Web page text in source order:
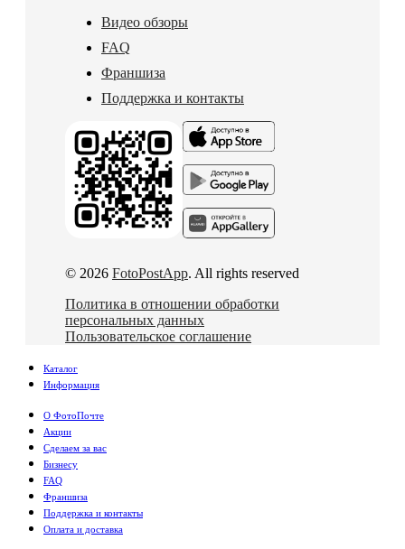
Видео обзоры
FAQ
Франшиза
Поддержка и контакты
© 2026 FotoPostApp. All rights reserved
Политика в отношении обработки
персональных данных
Пользовательское соглашение
Каталог
Информация
О ФотоПочте
Акции
Сделаем за вас
Бизнесу
FAQ
Франшиза
Поддержка и контакты
Оплата и доставка